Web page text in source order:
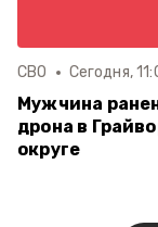
СВО Сегодня,
Мужчина
дрона в
округе